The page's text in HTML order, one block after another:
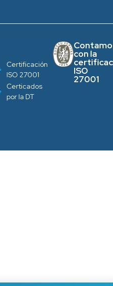
Certificación
ISO 27001
Certicados
por la DT
con la
ISO
27001